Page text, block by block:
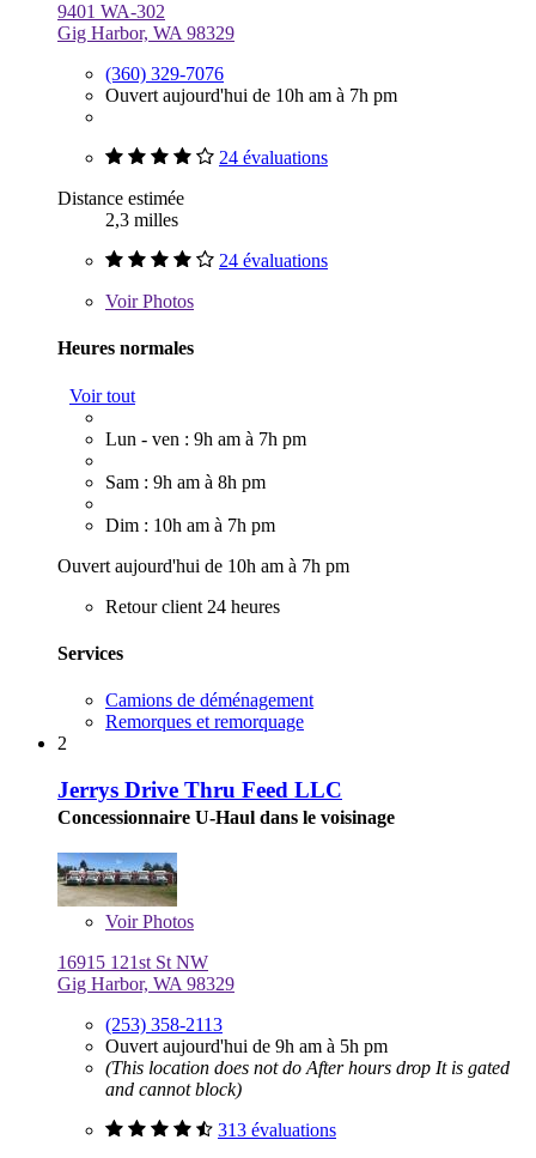
9401 WA-302
Gig Harbor, WA 98329
(360) 329-7076
Ouvert aujourd'hui de 10h am à 7h pm
24 évaluations
Distance estimée
2,3 milles
24 évaluations
VoirPhotos
Heures normales
Voir tout
Lun - ven : 9h am à 7h pm
Sam : 9h am à 8h pm
Dim : 10h am à 7h pm
Ouvert aujourd'hui de 10h am à 7h pm
Retour client 24 heures
Services
Camions de déménagement
Remorques et remorquage
2
Jerrys Drive Thru Feed LLC
Concessionnaire U-Haul dans le voisinage
VoirPhotos
16915 121st St NW
Gig Harbor, WA 98329
(253) 358-2113
Ouvert aujourd'hui de 9h am à 5h pm
(This location does not do After hours drop It is gated
and cannot block)
313 évaluations